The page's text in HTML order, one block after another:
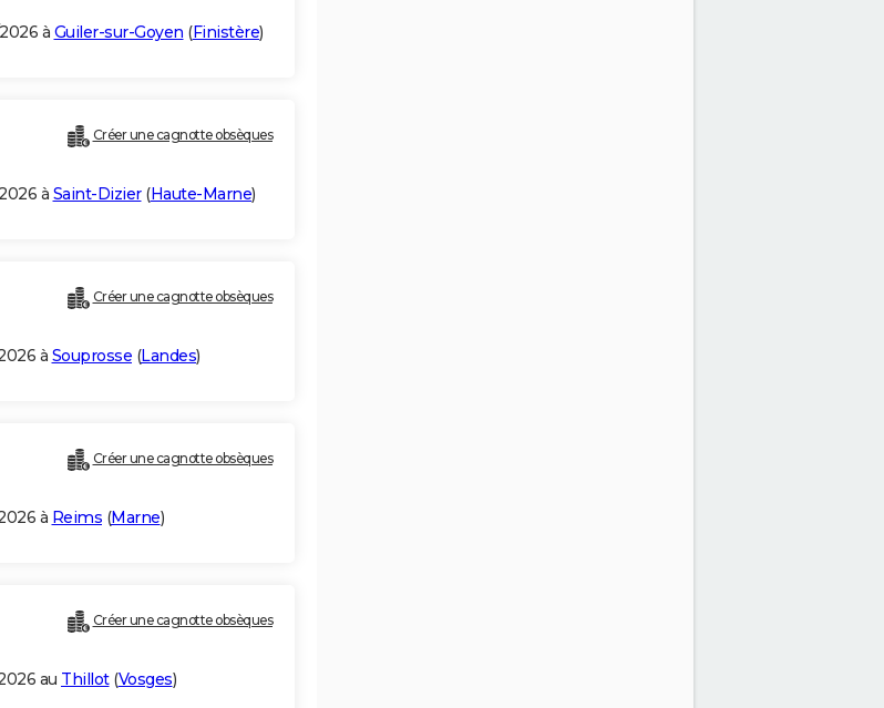
à Guiler-sur-Goyen (Finistère)
Créer une cagnotte obsèques
à Saint-Dizier(Haute-Marne)
Créer une cagnotte obsèques
à Souprosse (Landes)
Créer une cagnotte obsèques
à Reims (Marne)
Créer une cagnotte obsèques
au Thillot(Vosges)